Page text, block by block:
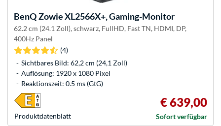
BenQZowie XL2566X+, Gaming-Monitor
62.2 cm (24.1 Zoll), schwarz, FullHD, Fast TN, HDMI, DP,
400Hz Panel
(4)
Sichtbares Bild: 62,2 cm (24,1 Zoll)
Auflösung: 1920 x 1080 Pixel
Reaktionszeit: 0.5 ms (GtG)
Produkt­datenblatt
€ 639,00
Sofort verfügbar